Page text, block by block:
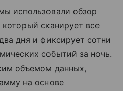
использовали обзор
сканирует все
дня и фиксирует сотни
событий за ночь.
объемом данных,
на основе